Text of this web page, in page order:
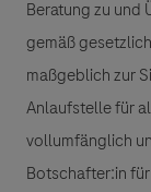
Beratung zu und
gemäß
maßgeblich zur
Anlaufstelle für
vollumfänglich
Botschafter:in